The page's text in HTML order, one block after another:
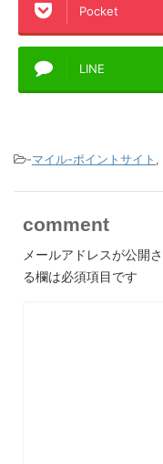
Pocket
LINE
-マイル-ポイントサイト ,
comment
メールアドレスが公開
る欄は必須項目です